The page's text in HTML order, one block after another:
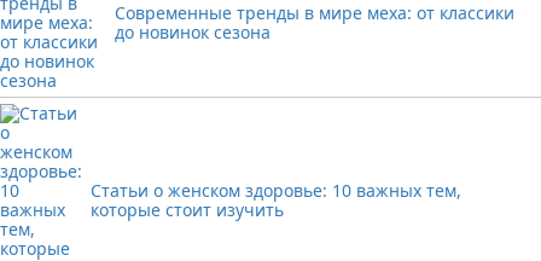
Современные тренды в мире меха: от классики
до новинок сезона
Статьи о женском здоровье: 10 важных тем,
которые стоит изучить